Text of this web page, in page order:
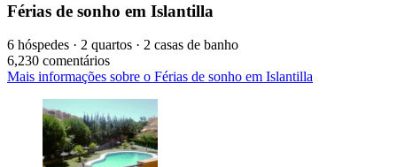
Férias de sonho em Islantilla
6 hóspedes · 2 quartos · 2 casas de banho
6,230 comentários
Mais informações sobre o Férias de sonho em Islantilla